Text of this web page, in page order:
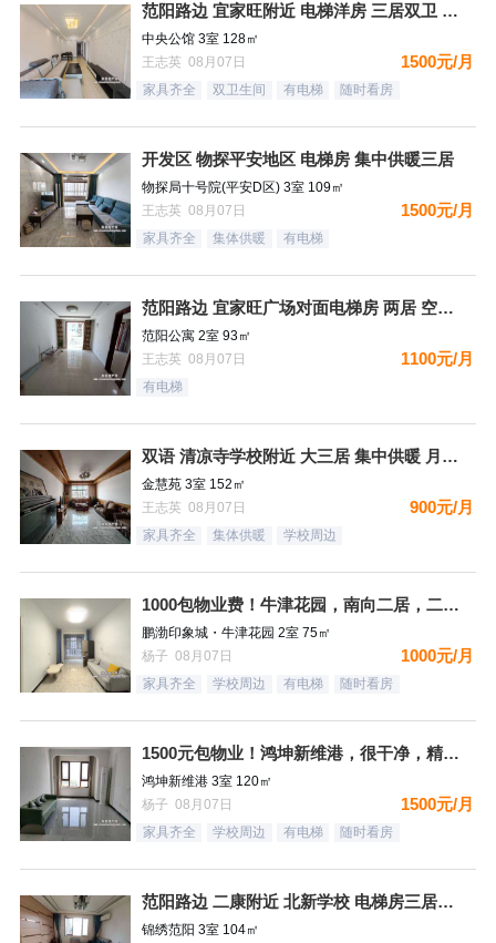
范阳路边 宜家旺附近 电梯洋房 三居双卫 有钥匙
中央公馆 3室 128㎡
王志英 08月07日
1500元/月
家具齐全 双卫生间 有电梯 随时看房
开发区 物探平安地区 电梯房 集中供暖三居
物探局十号院(平安D区) 3室 109㎡
王志英 08月07日
1500元/月
家具齐全 集体供暖 有电梯
范阳路边 宜家旺广场对面电梯房 两居 空房 可配齐
范阳公寓 2室 93㎡
王志英 08月07日
1100元/月
有电梯
双语 清凉寺学校附近 大三居 集中供暖 月租900
金慧苑 3室 152㎡
王志英 08月07日
900元/月
家具齐全 集体供暖 学校周边
1000包物业费！牛津花园，南向二居，二个空调，看房有钥匙
鹏渤印象城・牛津花园 2室 75㎡
杨子 08月07日
1000元/月
家具齐全 学校周边 有电梯 随时看房
1500元包物业！鸿坤新维港，很干净，精装自住标准，都齐全，
鸿坤新维港 3室 120㎡
杨子 08月07日
1500元/月
家具齐全 学校周边 有电梯 随时看房
范阳路边 二康附近 北新学校 电梯房三居室 拎包即住
锦绣范阳 3室 104㎡